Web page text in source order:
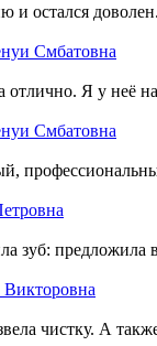
и остался
Смбатовна
отлично. Я у неё
Смбатовна
зуб: предложила
чистку. А